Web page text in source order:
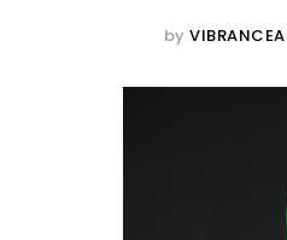
by